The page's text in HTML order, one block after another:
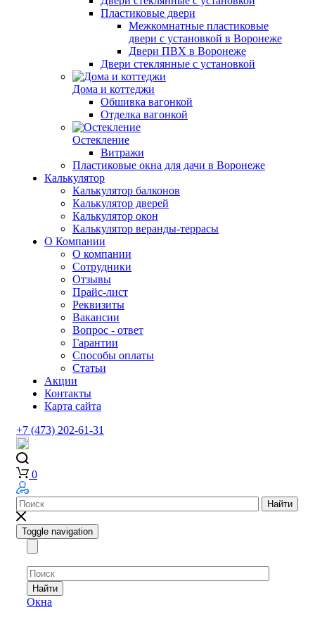
Пластиковые двери
Межкомнатные пластиковые
двери с установкой в Воронеже
Двери ПВХ в Воронеже
Двери стеклянные с установкой
Дома и коттеджи
Обшивка вагонкой
Отделка вагонкой
Остекление
Витражи
Пластиковые окна для дачи в Воронеже
Калькулятор
Калькулятор балконов
Калькулятор дверей
Калькулятор окон
Калькулятор веранды-террасы
О Компании
О компании
Сотрудники
Отзывы
Прайс-лист
Реквизиты
Вакансии
Вопрос - ответ
Гарантии
Способы оплаты
Статьи
Акции
Контакты
Карта сайта
+7 (473) 202-61-31
0
Найти
Toggle navigation
Найти
Окна